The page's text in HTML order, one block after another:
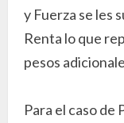
y Fuerza se les
Renta lo que
pesos
Para el caso de